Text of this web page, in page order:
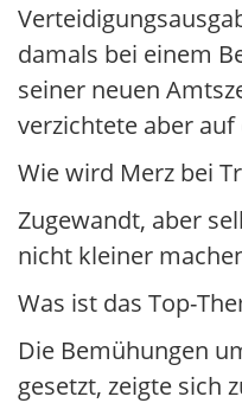
damals bei einem
seiner neuen
verzichtete aber
Wie wird Merz bei
Zugewandt, aber
nicht kleiner
Was ist das Top-
Die Bemühungen
gesetzt, zeigte sich